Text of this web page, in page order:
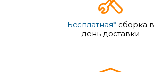
Бесплатная* сборка в
день доставки